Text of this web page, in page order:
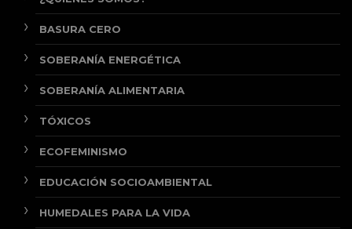
BASURA CERO
SOBERANÍA ENERGÉTICA
SOBERANÍA ALIMENTARIA
TÓXICOS
ECOFEMINISMO
EDUCACIÓN SOCIOAMBIENTAL
HUMEDALES PARA LA VIDA